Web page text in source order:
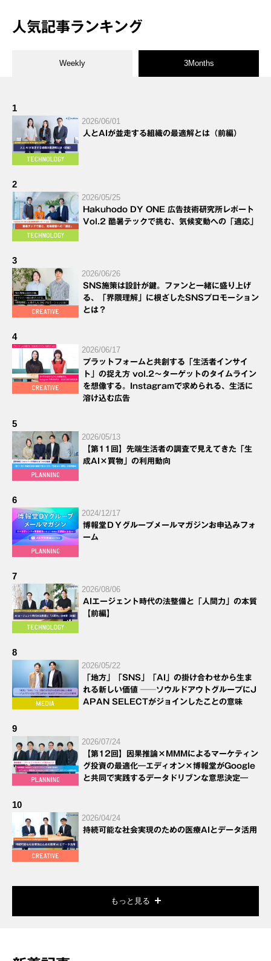
人気記事ランキング
Weekly 3Months
1
2026/06/01
人とAIが並走する組織の最適解とは（前編）
2
2026/05/25
Hakuhodo DY ONE 広告技術研究所レポート
Vol.2 酷暑テックで挑む、気候変動への「適応」
3
2026/06/26
SNS施策は設計が鍵。ファンと一緒に盛り上げ
る、「界隈理解」に根ざしたSNSプロモーション
とは？
4
2026/06/17
プラットフォームと共創する「生活者インサイ
ト」の捉え方 vol.2～ターゲットのタイムライン
を想像する。Instagramで求められる、生活に
溶け込む広告
5
2026/05/13
【第11回】先端生活者の調査で見えてきた「生
成AI×買物」の利用動向
6
2024/12/17
博報堂ＤＹグループメールマガジンお申込みフォ
ーム
7
2026/08/06
AIエージェント時代の法整備と「人間力」の本質
【前編】
8
2026/05/22
「地方」「SNS」「AI」の掛け合わせから生ま
れる新しい価値 ──ソウルドアウトグループにJ
APAN SELECTがジョインしたことの意味
9
2026/07/24
【第12回】因果推論×MMMによるマーケティン
グ投資の最適化―エディオン×博報堂がGoogle
と共同で実践するデータドリブンな意思決定―
10
2026/04/24
持続可能な社会実現のための医療AIとデータ活用
もっと見る